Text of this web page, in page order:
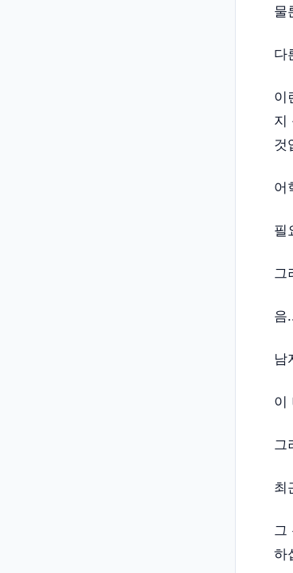
물
다
이
지
것
어
필
그
음
남
이
그
최
그
하